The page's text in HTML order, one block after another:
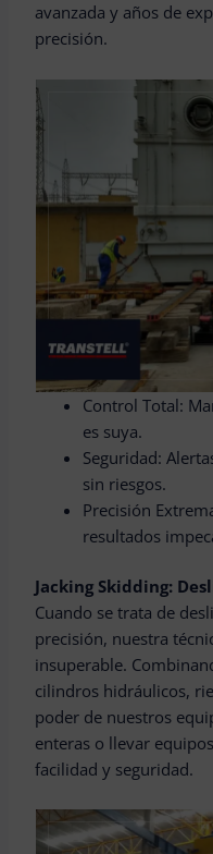
avanzada y años de
precisión.
Control Total:
es suya.
Seguridad:
sin riesgos.
Precisión
resultados
Jacking Skidding:
Cuando se trata de
precisión, nuestra
insuperable.
cilindros hidráulicos,
poder de nuestros
enteras o llevar
facilidad y seguridad.